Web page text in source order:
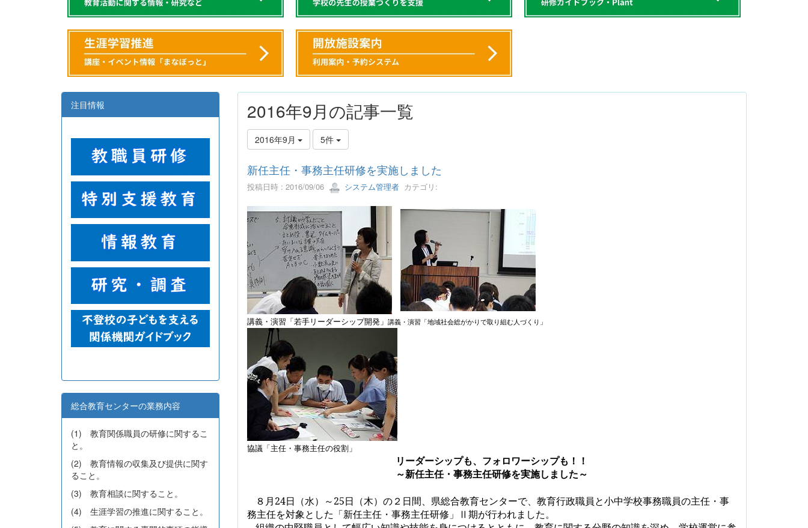
2016年9月の記事一覧
2016年9月 5件
新任主任・事務主任研修を実施しました
投稿日時 : 2016/09/06 システム管理者カテゴリ:
講義・演習「若手リーダーシップ開発」 講義・演習「地域社会総がかりで取り組む人づくり」
協議「主任・事務主任の役割」
リーダーシップも、フォロワーシップも！！
～新任主任・事務主任研修を実施しました～
８ 月24日（水）～25日（木）の２日間、県総合教育センターで、教育行政職員と小中学校事務職員の主任・事
務主任を対象とした「新任主任・事務主任研修」Ⅱ期が行われました。
注目情報
総合教育センターの業務内容
(1) 教育関係職員の研修に関するこ
と。
(2) 教育情報の収集及び提供に関す
ること。
(3) 教育相談に関すること。
(4) 生涯学習の推進に関すること。